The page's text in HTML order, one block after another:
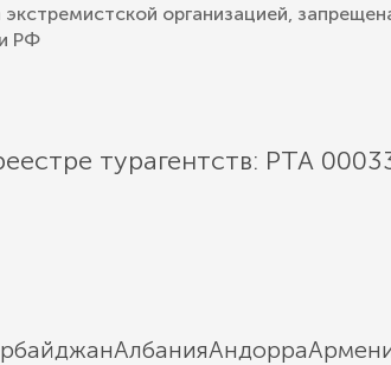
организацией,
РФ
турагентств: РТА
АлбанияАндорра